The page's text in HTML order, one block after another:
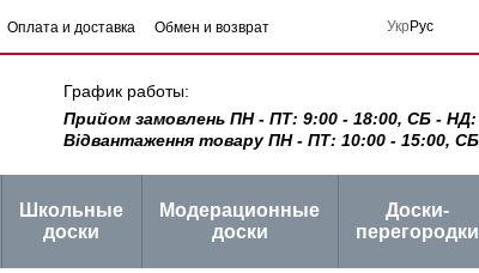
Оплата и доставка
Обмен и возврат
Укр Рус
График работы:
Прийом замовлень ПН - ПТ: 9:00 - 18:00, СБ - НД:
Відвантаження товару ПН - ПТ: 10:00 - 15:00, СБ
Школьные
доски
Модерационные
доски
Доски-
перегородки